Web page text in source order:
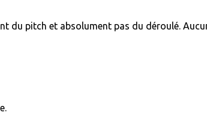
du pitch et absolument pas du déroulé.